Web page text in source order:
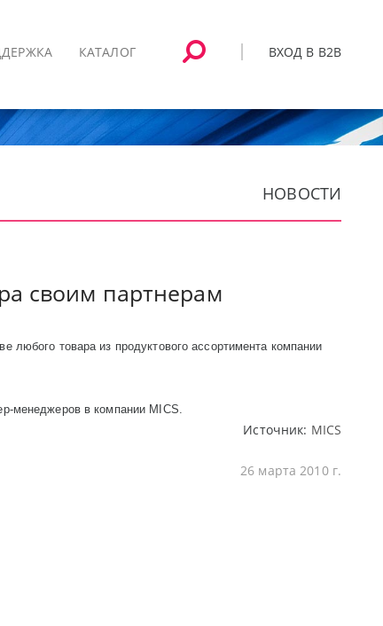
ВХОД В B2B
КАТАЛОГ
НОВОСТИ
своим партнерам
любого товара из продуктового ассортимента компании
менеджеров в компании MICS.
Источник: MICS
26 марта 2010 г.